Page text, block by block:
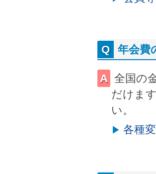
年会費
全国の
だけま
い。
各種